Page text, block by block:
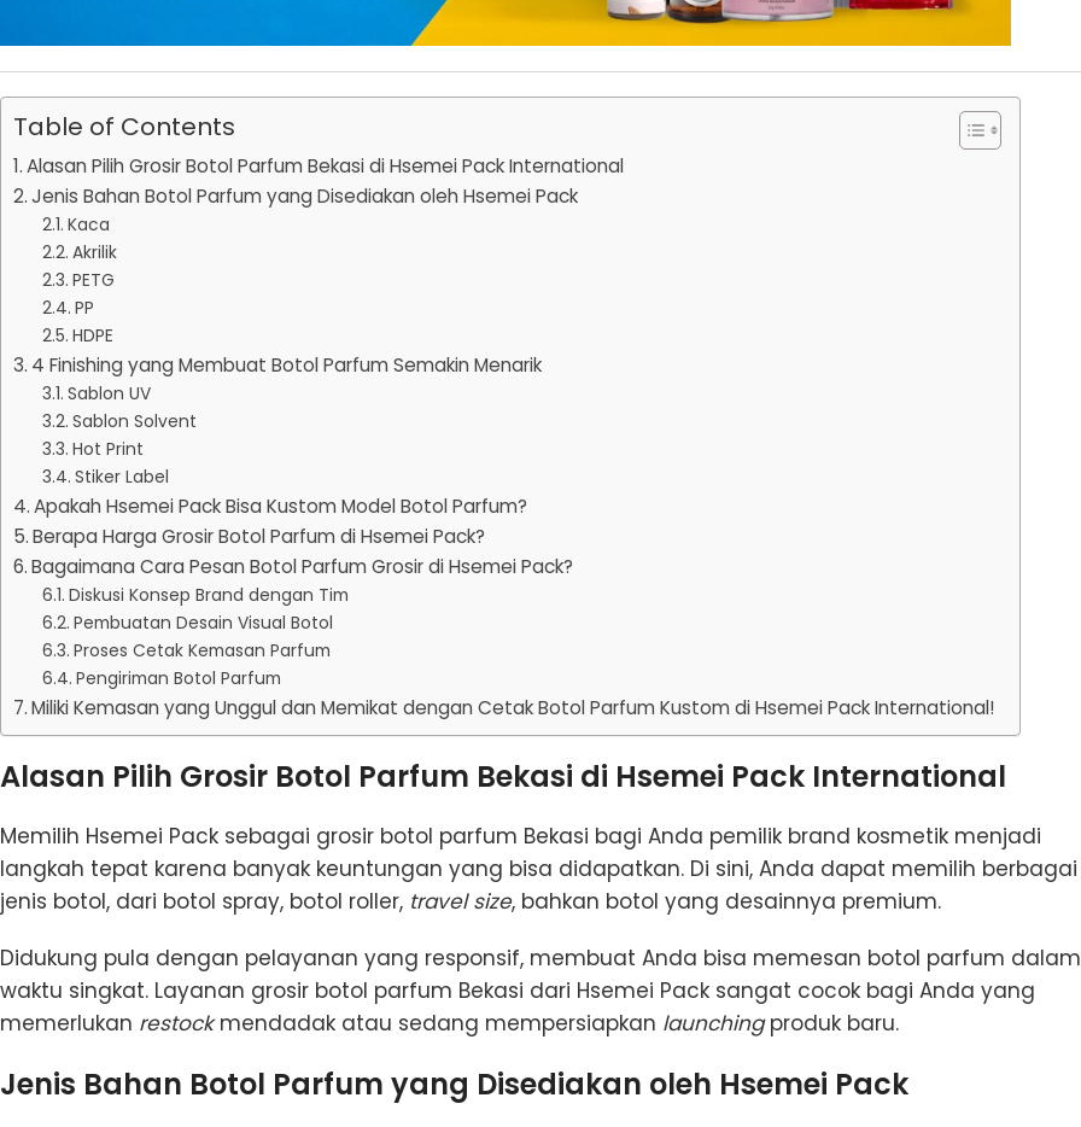
Table of Contents
Alasan Pilih Grosir Botol Parfum Bekasi di Hsemei Pack International
Jenis Bahan Botol Parfum yang Disediakan oleh Hsemei Pack
Kaca
Akrilik
PETG
PP
HDPE
4 Finishing yang Membuat Botol Parfum Semakin Menarik
Sablon UV
Sablon Solvent
Hot Print
Stiker Label
Apakah Hsemei Pack Bisa Kustom Model Botol Parfum?
Berapa Harga Grosir Botol Parfum di Hsemei Pack?
Bagaimana Cara Pesan Botol Parfum Grosir di Hsemei Pack?
Diskusi Konsep Brand dengan Tim
Pembuatan Desain Visual Botol
Proses Cetak Kemasan Parfum
Pengiriman Botol Parfum
Miliki Kemasan yang Unggul dan Memikat dengan Cetak Botol Parfum Kustom di Hsemei Pack International!
Alasan Pilih Grosir Botol Parfum Bekasi di Hsemei Pack International
Memilih Hsemei Pack sebagai grosir botol parfum Bekasi bagi Anda pemilik brand kosmetik menjadi
langkah tepat karena banyak keuntungan yang bisa didapatkan. Di sini, Anda dapat memilih berbagai
jenis botol, dari botol spray, botol roller, travel size, bahkan botol yang desainnya premium.
Didukung pula dengan pelayanan yang responsif, membuat Anda bisa memesan botol parfum dalam
waktu singkat. Layanan grosir botol parfum Bekasi dari Hsemei Pack sangat cocok bagi Anda yang
memerlukan restockmendadak atau sedang mempersiapkan launchingproduk baru.
Jenis Bahan Botol Parfum yang Disediakan oleh Hsemei Pack